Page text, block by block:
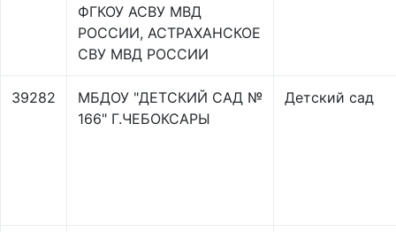
ФГКОУ АСВУ МВД
РОССИИ, АСТРАХАНСКОЕ
СВУ МВД РОССИИ
39282
МБДОУ "ДЕТСКИЙ САД №
166" Г.ЧЕБОКСАРЫ
Детский сад